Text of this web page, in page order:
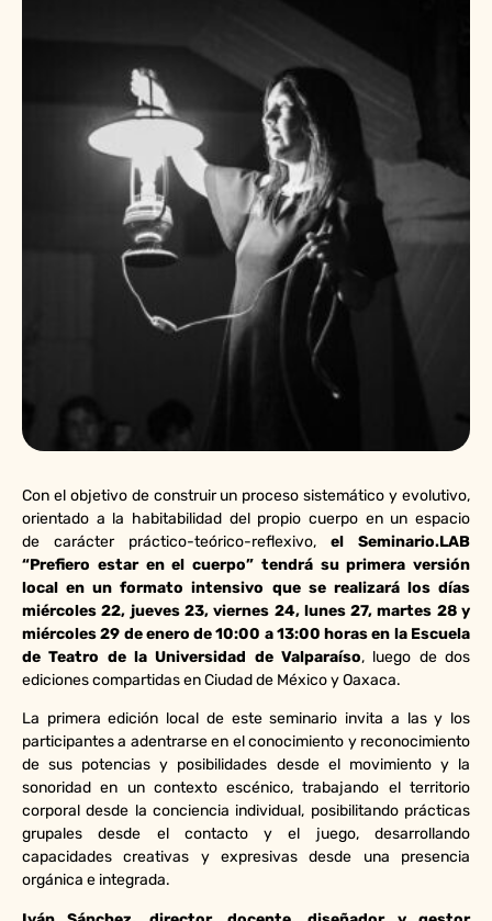
Con el objetivo de construir un proceso sistemático y evolutivo,
orientado a la habitabilidad del propio cuerpo en un espacio
de carácter práctico-teórico-reflexivo, el Seminario.LAB
“Prefiero estar en el cuerpo” tendrá su primera versión
local en un formato intensivo que se realizará los días
miércoles 22, jueves 23, viernes 24, lunes 27, martes 28 y
miércoles 29 de enero de 10:00 a 13:00 horas en la Escuela
de Teatro de la Universidad de Valparaíso, luego de dos
ediciones compartidas en Ciudad de México y Oaxaca.
La primera edición local de este seminario invita a las y los
participantes a adentrarse en el conocimiento y reconocimiento
de sus potencias y posibilidades desde el movimiento y la
sonoridad en un contexto escénico, trabajando el territorio
corporal desde la conciencia individual, posibilitando prácticas
grupales desde el contacto y el juego, desarrollando
capacidades creativas y expresivas desde una presencia
orgánica e integrada.